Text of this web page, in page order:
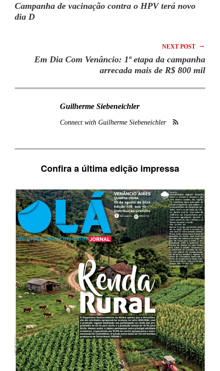
Campanha de vacinação contra o HPV terá novo
dia D
NEXT POST →
Em Dia Com Venâncio: 1ª etapa da campanha
arrecada mais de R$ 800 mil
Guilherme Siebeneichler
Connect with Guilherme Siebeneichler
Confira a última edição impressa